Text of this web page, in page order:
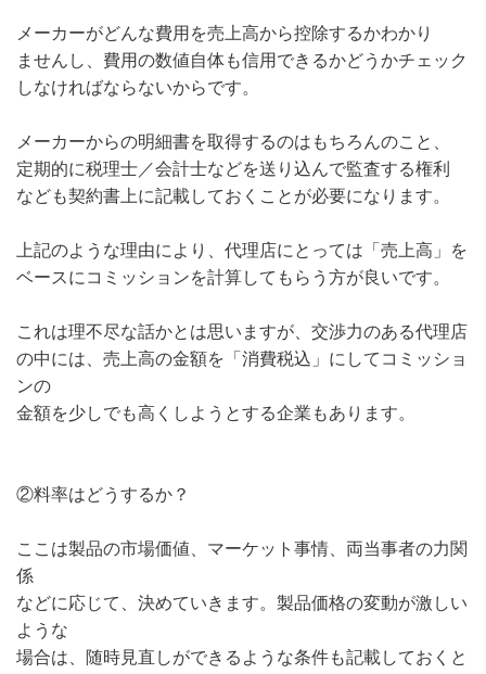
メーカーがどんな費用を売上高から控除するかわかり
ませんし、費用の数値自体も信用できるかどうかチェック
しなければならないからです。
メーカーからの明細書を取得するのはもちろんのこと、
定期的に税理士／会計士などを送り込んで監査する権利
なども契約書上に記載しておくことが必要になります。
上記のような理由により、代理店にとっては「売上高」を
ベースにコミッションを計算してもらう方が良いです。
これは理不尽な話かとは思いますが、交渉力のある代理店
の中には、売上高の金額を「消費税込」にしてコミッショ
ンの
金額を少しでも高くしようとする企業もあります。
②料率はどうするか？
ここは製品の市場価値、マーケット事情、両当事者の力関
係
などに応じて、決めていきます。製品価格の変動が激しい
ような
場合は、随時見直しができるような条件も記載しておくと